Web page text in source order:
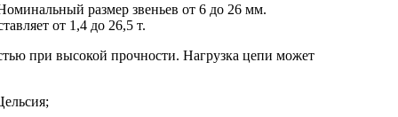
размер звеньев от 6 до 26 мм.
от 1,4 до 26,5 т.
при высокой прочности. Нагрузка цепи может